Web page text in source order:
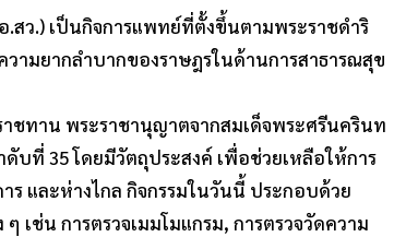
ว.) เป็นกิจการแพทย์ที่ตั้งขึ้นตามพระราชดำริ
ามยากลำบากของราษฎรในด้านการสาธารณสุข
าชทาน พระราชานุญาตจากสมเด็จพระศรีนครินท
บที่ 35 โดยมีวัตถุประสงค์ เพื่อช่วยเหลือให้การ
และห่างไกล กิจกรรมในวันนี้ ประกอบด้วย
ช่น การตรวจเมมโมแกรม, การตรวจวัดความ